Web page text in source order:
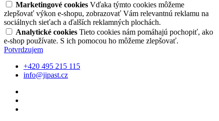
Marketingové cookies Vďaka týmto cookies môžeme
zlepšovať výkon e-shopu, zobrazovať Vám relevantnú reklamu na
sociálnych sieťach a ďalších reklamných plochách.
Analytické cookies Tieto cookies nám pomáhajú pochopiť, ako
e-shop používate. S ich pomocou ho môžeme zlepšovať.
Potvrdzujem
+420 495 215 115
info@jipast.cz